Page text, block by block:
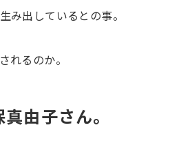
み出しているとの事。
れるのか。
由子さん。